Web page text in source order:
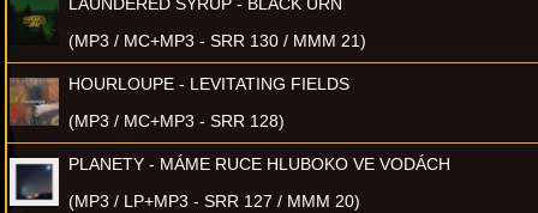
(MP3 / MC+MP3 - SRR 130 / MMM 21)
HOURLOUPE - LEVITATING FIELDS
(MP3 / MC+MP3 - SRR 128)
PLANETY - MÁME RUCE HLUBOKO VE VODÁCH
(MP3 / LP+MP3 - SRR 127 / MMM 20)